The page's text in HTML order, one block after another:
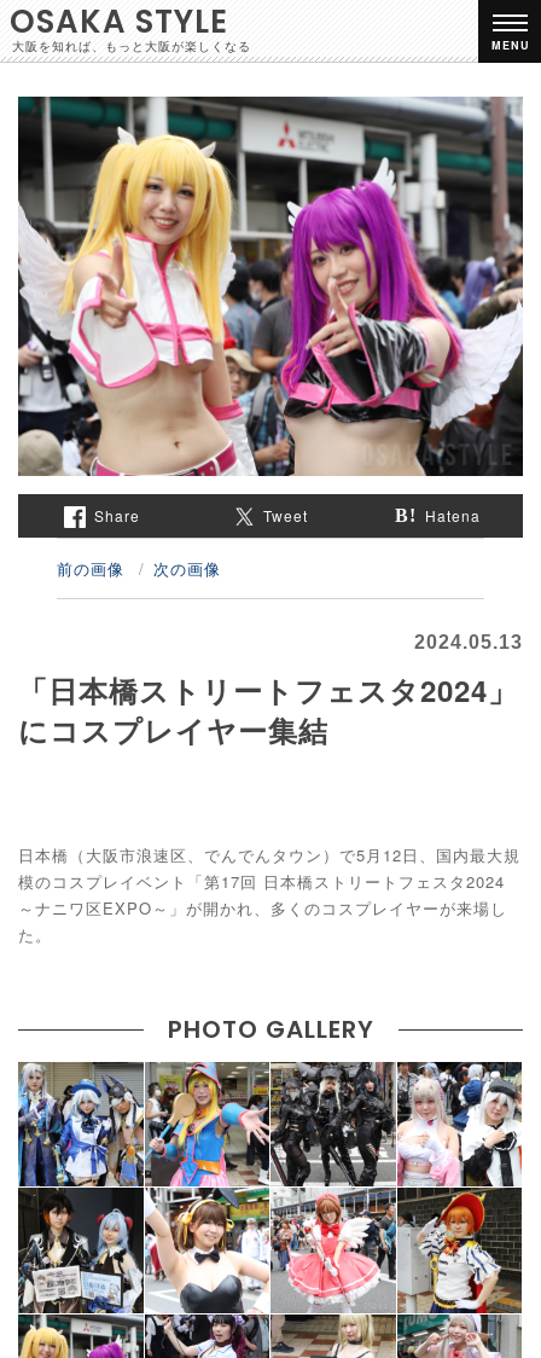
OSAKA STYLE
大阪を知れば、もっと大阪が楽しくなる MENU
Share Tweet Hatena
前の画像 次の画像
2024.05.13
「日本橋ストリートフェスタ2024」
にコスプレイヤー集結
日本橋（大阪市浪速区、でんでんタウン）で5月12日、国内最大規
模のコスプレイベント「第17回 日本橋ストリートフェスタ2024
～ナニワ区EXPO～」が開かれ、多くのコスプレイヤーが来場し
た。
PHOTO GALLERY